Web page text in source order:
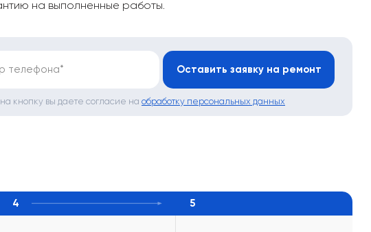
на выполненные работы.
телефона* Оставить заявку на ремонт
кнопку вы даете согласие на обработку персональных данных
4 5